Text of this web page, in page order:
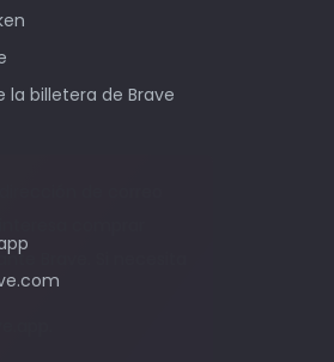
billetera de Brave
comprar
Brave. Si necesita